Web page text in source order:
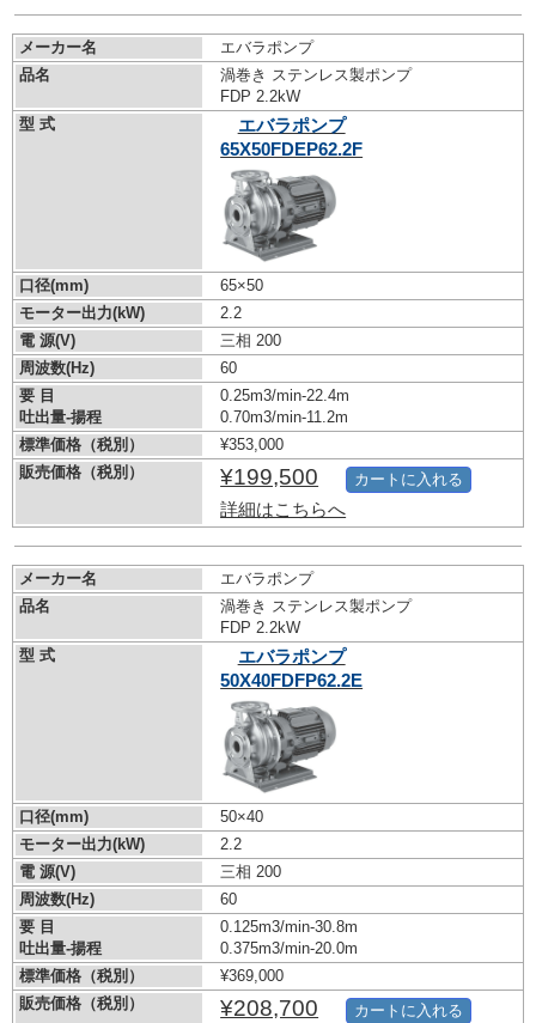
メーカー名
エバラポンプ
品名
渦巻き ステンレス製ポンプ
FDP 2.2kW
型 式
エバラポンプ
65X50FDEP62.2F
口径(mm)
65×50
モーター出力(kW)
2.2
電 源(V)
三相 200
周波数(Hz)
60
要 目
吐出量-揚程
0.25m3/min-22.4m
0.70m3/min-11.2m
標準価格（税別）
¥353,000
販売価格（税別）
¥199,500
詳細はこちらへ
カートに入れる
メーカー名
エバラポンプ
品名
渦巻き ステンレス製ポンプ
FDP 2.2kW
型 式
エバラポンプ
50X40FDFP62.2E
口径(mm)
50×40
モーター出力(kW)
2.2
電 源(V)
三相 200
周波数(Hz)
60
要 目
吐出量-揚程
0.125m3/min-30.8m
0.375m3/min-20.0m
標準価格（税別）
¥369,000
販売価格（税別）
¥208,700 カートに入れる